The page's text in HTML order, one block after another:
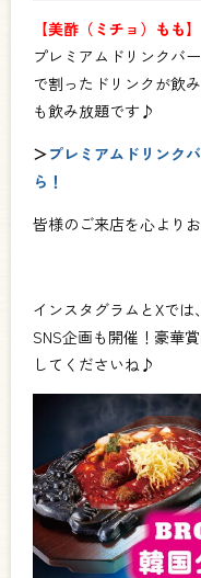
【美酢（ミチョ）もも】
プレミアムドリンクバ
で割ったドリンクが飲
も飲み放題です♪
＞プレミアムドリンク
ら！
皆様のご来店を心より
インスタグラムとXで
SNS企画も開催！豪華
してくださいね♪